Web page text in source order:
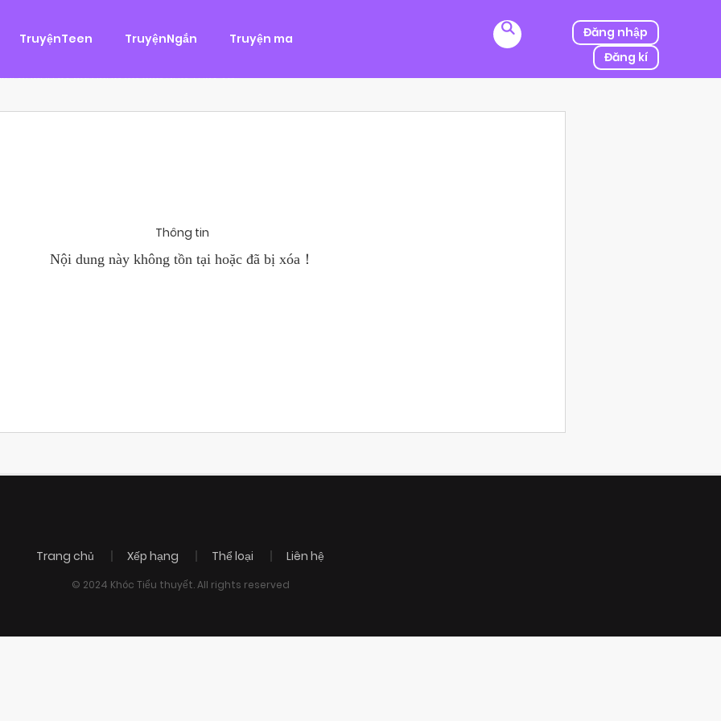
TruyệnTeen TruyệnNgắn Truyện ma
Đăng nhập
Đăng kí
Tình Cảm
Hùng, một tên cướp biển chân chính. Cho đến một ngày, cô bị kẻ thù của ba mình bắt cóc, người được mệnh danh
Chánh Uy săn lùng ba của Nhã Thụy và...
Thông tin
Nội dung này không tồn tại hoặc đã bị xóa！
Trang chủ Xếp hạng Thể loại Liên hệ
© 2024 Khóc Tiểu thuyết. All rights reserved